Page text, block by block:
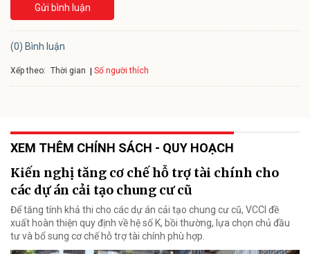
Gửi bình luận
(0) Bình luận
Xếp theo: Thời gian Số người thích
XEM THÊM CHÍNH SÁCH - QUY HOẠCH
Kiến nghị tăng cơ chế hỗ trợ tài chính cho
các dự án cải tạo chung cư cũ
Để tăng tính khả thi cho các dự án cải tạo chung cư cũ, VCCI đề
xuất hoàn thiện quy định về hệ số K, bồi thường, lựa chọn chủ đầu
tư và bổ sung cơ chế hỗ trợ tài chính phù hợp.